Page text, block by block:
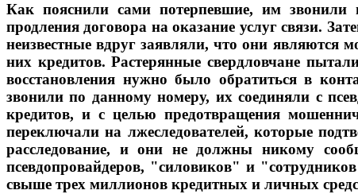
Как пояснили сами потерпевшие, им звонили
продления договора на оказание услуг связи.
неизвестные вдруг заявляли, что они
них кредитов. Растерянные свердловчане
восстановления нужно было обратиться в
звонили по данному номеру, их соединяли с
кредитов, и с целью предотвращения
переключали на лжеследователей, которые
расследование, и они не должны никому
псевдопровайдеров, "силовиков" и
свыше трех миллионов кредитных и личных